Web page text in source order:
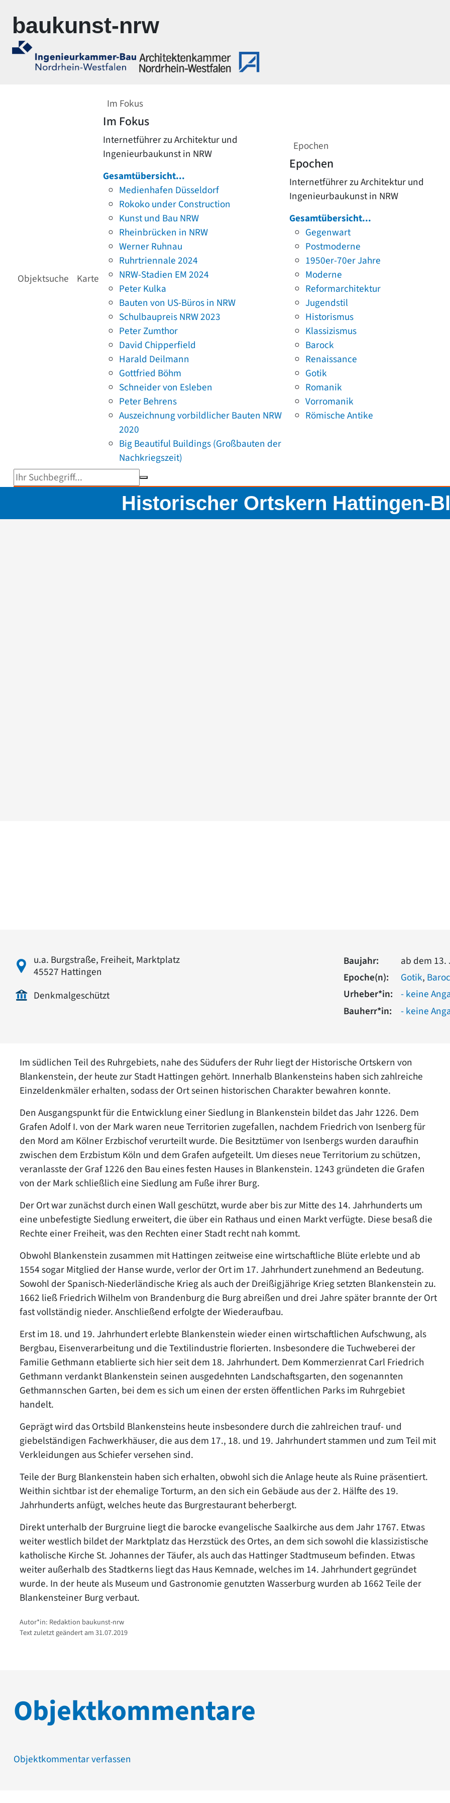
baukunst-nrw
Objektsuche Karte
Im Fokus
Im Fokus
Internetführer zu Architektur und
Ingenieurbaukunst in NRW
Gesamtübersicht...
Medienhafen Düsseldorf
Rokoko under Construction
Kunst und Bau NRW
Rheinbrücken in NRW
Werner Ruhnau
Ruhrtriennale 2024
NRW-Stadien EM 2024
Peter Kulka
Bauten von US-Büros in NRW
Schulbaupreis NRW 2023
Peter Zumthor
David Chipperfield
Harald Deilmann
Gottfried Böhm
Schneider von Esleben
Peter Behrens
Auszeichnung vorbildlicher Bauten NRW
2020
Big Beautiful Buildings (Großbauten der
Nachkriegszeit)
Epochen
Epochen
Internetführer zu Architektur und
Ingenieurbaukunst in NRW
Gesamtübersicht...
Gegenwart
Postmoderne
1950er-70er Jahre
Moderne
Reformarchitektur
Jugendstil
Historismus
Klassizismus
Barock
Renaissance
Gotik
Romanik
Vorromanik
Römische Antike
Suchbegriff eingeben
Historischer Ortskern Hattingen-
u.a. Burgstraße, Freiheit, Marktplatz
45527 Hattingen
Denkmalgeschützt
Baujahr:
ab dem 13.
Epoche(n):
Gotik,
Urheber*in:
- keine
Bauherr*in:
- keine
Im südlichen Teil des Ruhrgebiets, nahe des Südufers der Ruhr liegt der Historische Ortskern von
Blankenstein, der heute zur Stadt Hattingen gehört. Innerhalb Blankensteins haben sich zahlreiche
Einzeldenkmäler erhalten, sodass der Ort seinen historischen Charakter bewahren konnte.
Den Ausgangspunkt für die Entwicklung einer Siedlung in Blankenstein bildet das Jahr 1226. Dem
Grafen Adolf I. von der Mark waren neue Territorien zugefallen, nachdem Friedrich von Isenberg für
den Mord am Kölner Erzbischof verurteilt wurde. Die Besitztümer von Isenbergs wurden daraufhin
zwischen dem Erzbistum Köln und dem Grafen aufgeteilt. Um dieses neue Territorium zu schützen,
veranlasste der Graf 1226 den Bau eines festen Hauses in Blankenstein. 1243 gründeten die Grafen
von der Mark schließlich eine Siedlung am Fuße ihrer Burg.
Der Ort war zunächst durch einen Wall geschützt, wurde aber bis zur Mitte des 14. Jahrhunderts um
eine unbefestigte Siedlung erweitert, die über ein Rathaus und einen Markt verfügte. Diese besaß die
Rechte einer Freiheit, was den Rechten einer Stadt recht nah kommt.
Obwohl Blankenstein zusammen mit Hattingen zeitweise eine wirtschaftliche Blüte erlebte und ab
1554 sogar Mitglied der Hanse wurde, verlor der Ort im 17. Jahrhundert zunehmend an Bedeutung.
Sowohl der Spanisch-Niederländische Krieg als auch der Dreißigjährige Krieg setzten Blankenstein zu.
1662 ließ Friedrich Wilhelm von Brandenburg die Burg abreißen und drei Jahre später brannte der Ort
fast vollständig nieder. Anschließend erfolgte der Wiederaufbau.
Erst im 18. und 19. Jahrhundert erlebte Blankenstein wieder einen wirtschaftlichen Aufschwung, als
Bergbau, Eisenverarbeitung und die Textilindustrie florierten. Insbesondere die Tuchweberei der
Familie Gethmann etablierte sich hier seit dem 18. Jahrhundert. Dem Kommerzienrat Carl Friedrich
Gethmann verdankt Blankenstein seinen ausgedehnten Landschaftsgarten, den sogenannten
Gethmannschen Garten, bei dem es sich um einen der ersten öffentlichen Parks im Ruhrgebiet
handelt.
Geprägt wird das Ortsbild Blankensteins heute insbesondere durch die zahlreichen trauf- und
giebelständigen Fachwerkhäuser, die aus dem 17., 18. und 19. Jahrhundert stammen und zum Teil mit
Verkleidungen aus Schiefer versehen sind.
Teile der Burg Blankenstein haben sich erhalten, obwohl sich die Anlage heute als Ruine präsentiert.
Weithin sichtbar ist der ehemalige Torturm, an den sich ein Gebäude aus der 2. Hälfte des 19.
Jahrhunderts anfügt, welches heute das Burgrestaurant beherbergt.
Direkt unterhalb der Burgruine liegt die barocke evangelische Saalkirche aus dem Jahr 1767. Etwas
weiter westlich bildet der Marktplatz das Herzstück des Ortes, an dem sich sowohl die klassizistische
katholische Kirche St. Johannes der Täufer, als auch das Hattinger Stadtmuseum befinden. Etwas
weiter außerhalb des Stadtkerns liegt das Haus Kemnade, welches im 14. Jahrhundert gegründet
wurde. In der heute als Museum und Gastronomie genutzten Wasserburg wurden ab 1662 Teile der
Blankensteiner Burg verbaut.
Autor*in: Redaktion baukunst-nrw
Text zuletzt geändert am 31.07.2019
Objektkommentare
Objektkommentar verfassen